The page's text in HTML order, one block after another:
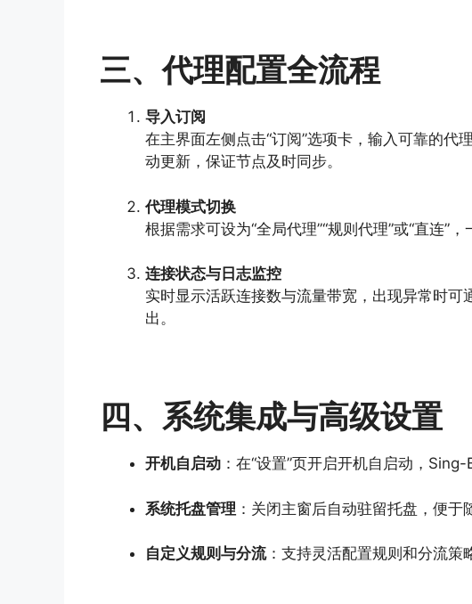
三、代理配置全流程
导入订阅
在主界面左侧点击“订阅”选项卡，输入可靠的代
动更新，保证节点及时同步。
代理模式切换
根据需求可设为“全局代理”“规则代理”或“直连”
连接状态与日志监控
实时显示活跃连接数与流量带宽，出现异常时
出。
四、系统集成与高级设置
开机自启动 ：在“设置”页开启开机自启动，
系统托盘管理 ：关闭主窗后自动驻留托盘，便于
自定义规则与分流：支持灵活配置规则和分流策